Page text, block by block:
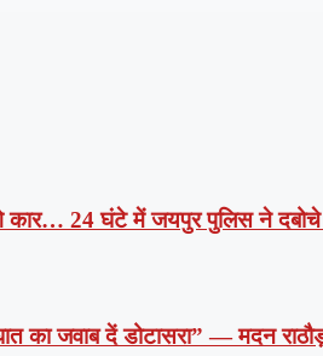
24 घंटे में जयपुर पुलिस ने दबोचे
का जवाब दें डोटासरा” — मदन